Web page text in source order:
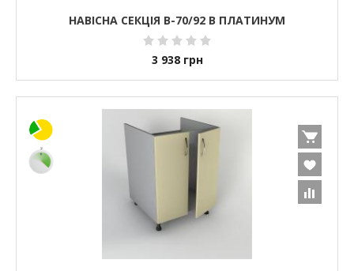
НАВІСНА СЕКЦІЯ В-70/92 В ПЛАТИНУМ
3 938 грн